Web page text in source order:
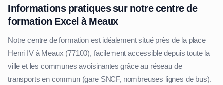
Informations pratiques sur notre centre de
formation Excel à Meaux
Notre centre de formation est idéalement situé près de la place
Henri IV à Meaux (77100), facilement accessible depuis toute la
ville et les communes avoisinantes grâce au réseau de
transports en commun (gare SNCF, nombreuses lignes de bus).